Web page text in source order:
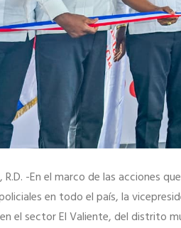
-En el marco de las acciones
en todo el país, la
el sector El Valiente, del distrito